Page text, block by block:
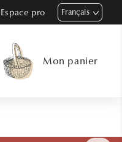
Espace pro Français
Mon panier